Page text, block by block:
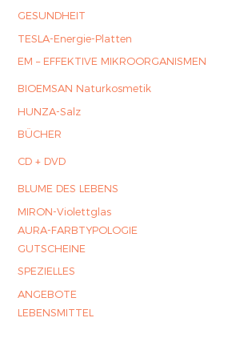
GESUNDHEIT
TESLA-Energie-Platten
EM – EFFEKTIVE MIKROORGANISMEN
BIOEMSAN Naturkosmetik
HUNZA-Salz
BÜCHER
CD + DVD
BLUME DES LEBENS
MIRON-Violettglas
AURA-FARBTYPOLOGIE
GUTSCHEINE
SPEZIELLES
ANGEBOTE
LEBENSMITTEL